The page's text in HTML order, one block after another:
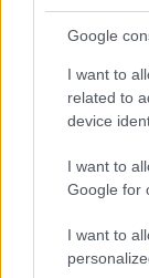
Google
I want to
related to
device
I want to
Google for
I want to
Dave
•2020.
Hétfő este a
meg egy